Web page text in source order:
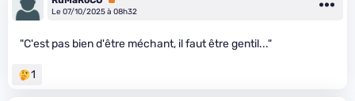
Le 07/10/2025 à 08h32
"C'est pas bien d'être méchant, il faut être gentil..."
1